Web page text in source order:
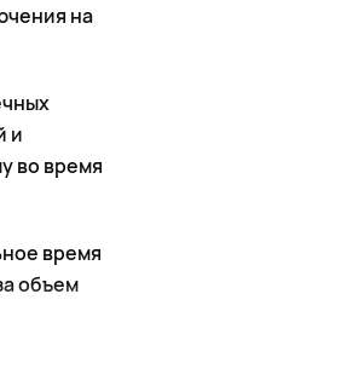
на
и
во время
время
объем
в